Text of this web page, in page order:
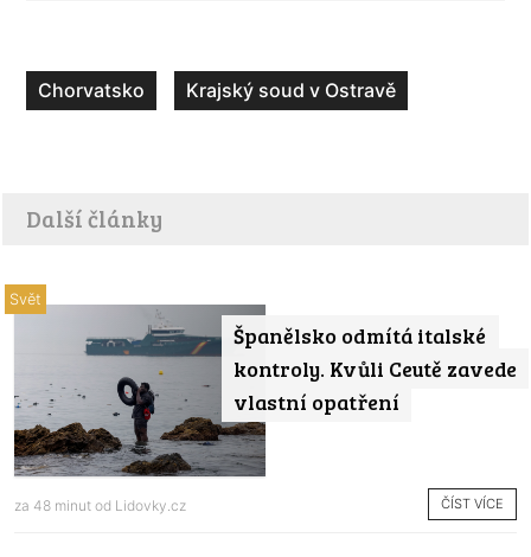
Chorvatsko Krajský soud v Ostravě
Další články
Španělsko odmítá italské
kontroly. Kvůli Ceutě zavede
vlastní opatření
Svět
za 48 minut od Lidovky.cz ČÍST VÍCE